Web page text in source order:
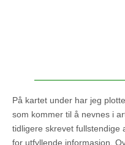
På kartet under har jeg
som kommer til å nevnes i
tidligere skrevet fullstendige
for utfyllende informasjon.